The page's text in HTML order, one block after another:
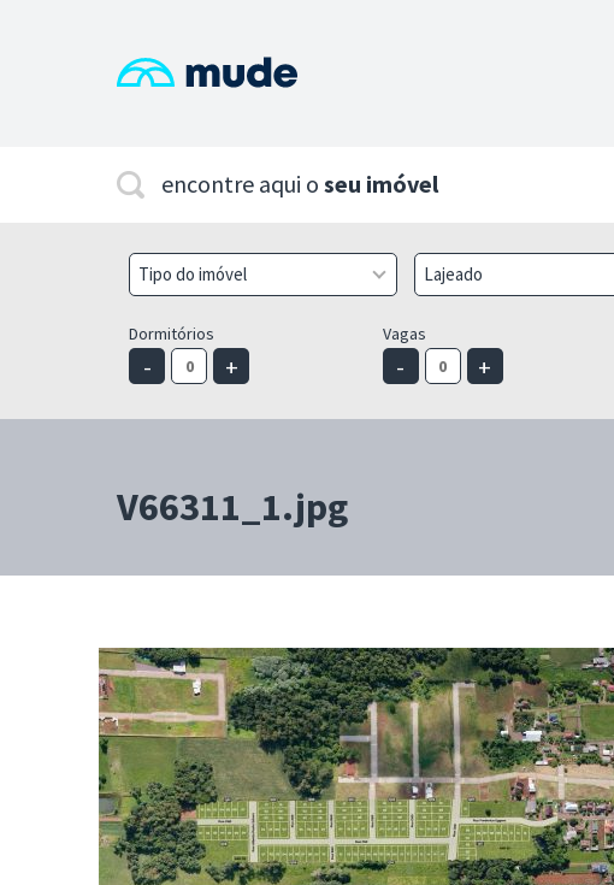
encontre aqui o seu imóvel
Tipo do imóvel Lajeado
Dormitórios
- +
Vagas
- +
V66311_1.jpg